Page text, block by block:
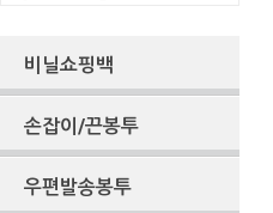
비닐쇼핑백
손잡이/끈봉투
우편발송봉투